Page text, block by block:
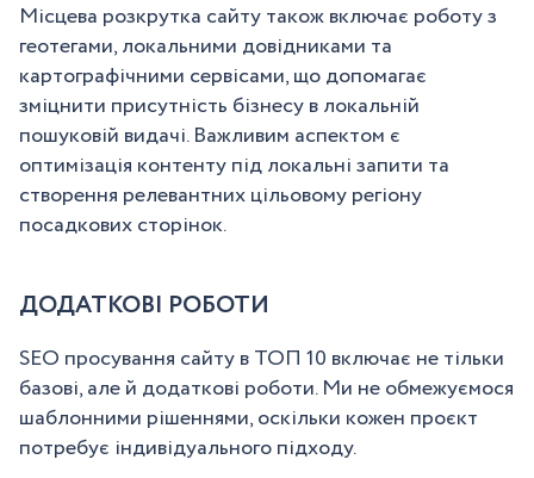
Місцева розкрутка сайту також включає роботу з
геотегами, локальними довідниками та
картографічними сервісами, що допомагає
зміцнити присутність бізнесу в локальній
пошуковій видачі. Важливим аспектом є
оптимізація контенту під локальні запити та
створення релевантних цільовому регіону
посадкових сторінок.
ДОДАТКОВІ РОБОТИ
SEO просування сайту в ТОП 10 включає не тільки
базові, але й додаткові роботи. Ми не обмежуємося
шаблонними рішеннями, оскільки кожен проєкт
потребує індивідуального підходу.